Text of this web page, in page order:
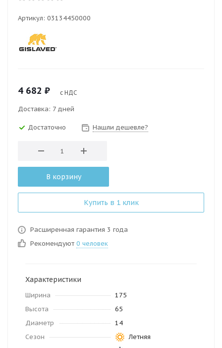
Артикул: 03134450000
4 682 ₽ с НДС
Доставка: 7 дней
Достаточно Нашли дешевле?
В корзину
Купить в 1 клик
Расширенная гарантия 3 года
Рекомендуют 0 человек
Характеристики
Ширина
175
Высота
65
Диаметр
14
Сезон
Летняя